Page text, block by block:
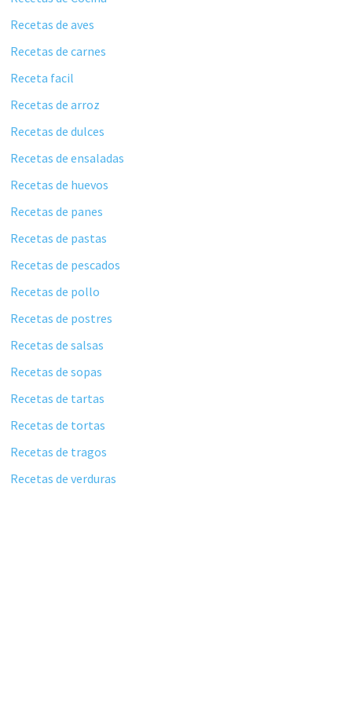
Recetas de aves
Recetas de carnes
Receta facil
Recetas de arroz
Recetas de dulces
Recetas de ensaladas
Recetas de huevos
Recetas de panes
Recetas de pastas
Recetas de pescados
Recetas de pollo
Recetas de postres
Recetas de salsas
Recetas de sopas
Recetas de tartas
Recetas de tortas
Recetas de tragos
Recetas de verduras